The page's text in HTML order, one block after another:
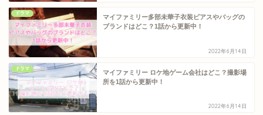
ドラマ
マイファミリー多部未華子衣装ピアスやバッグの
ブランドはどこ？1話から更新中！
2022年6月14日
ドラマ
マイファミリー ロケ地ゲーム会社はどこ？撮影場
所を1話から更新中！
2022年6月14日